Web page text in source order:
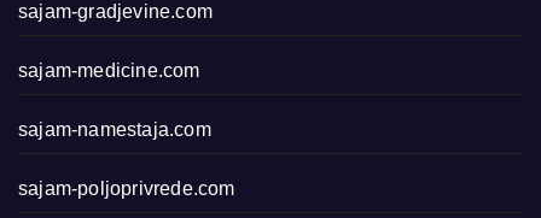
sajam-gradjevine.com
sajam-medicine.com
sajam-namestaja.com
sajam-poljoprivrede.com